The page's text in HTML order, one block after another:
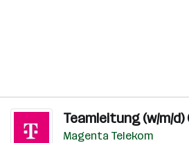
Teamleitung (w/m/
Magenta Telekom